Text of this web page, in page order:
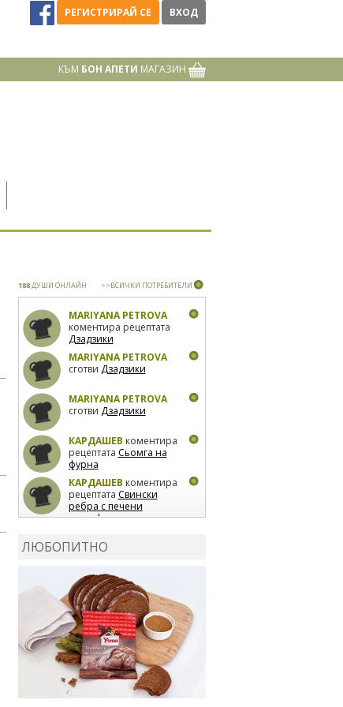
РЕГИСТРИРАЙ СЕ ВХОД
КЪМ БОН АПЕТИ МАГАЗИН
188ДУШИ ОНЛАЙН >>ВСИЧКИ ПОТРЕБИТЕЛИ
MARIYANA PETROVA
коментира рецептата
Дзадзики
MARIYANA PETROVA
сготви Дзадзики
MARIYANA PETROVA
сготви Дзадзики
КАРДАШЕВ коментира
рецептата Сьомга на
фурна
КАРДАШЕВ коментира
рецептата Свински
ребра с печени
картофи
лимон
коментира рецептата
Киноа със зеленчуци
ЛЮБОПИТНО